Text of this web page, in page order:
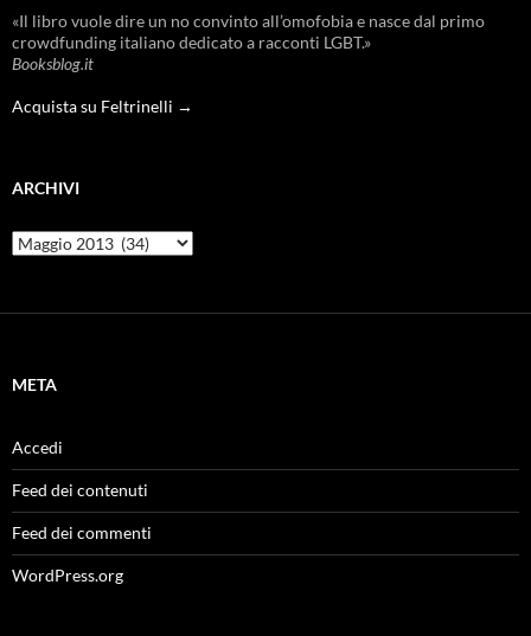
«Il libro vuole dire un no convinto all’omofobia e nasce dal primo
crowdfunding italiano dedicato a racconti LGBT.»
Booksblog.it
Acquista su Feltrinelli →
ARCHIVI
Archivi
META
Accedi
Feed dei contenuti
Feed dei commenti
WordPress.org